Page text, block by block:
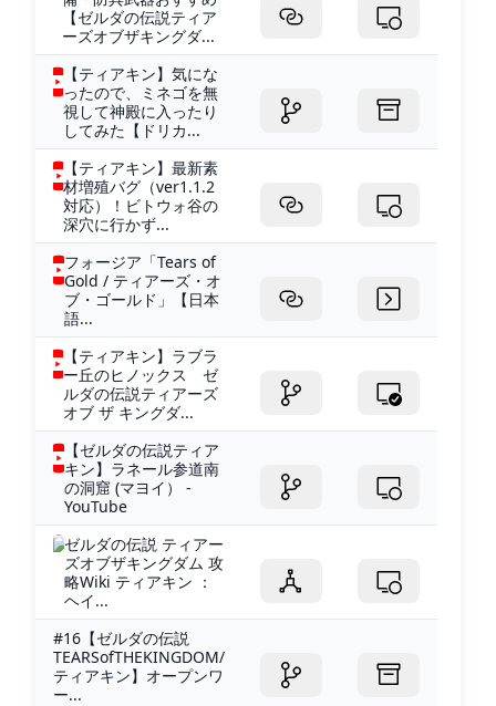
【ゼルダの伝説ティア
ーズオブザキングダ...
【ティアキン】気にな
ったので、ミネゴを無
視して神殿に入ったり
してみた【ドリカ...
【ティアキン】最新素
材増殖バグ（ver1.1.2
対応）！ビトウォ谷の
深穴に行かず...
フォージア「Tears of
Gold / ティアーズ・オ
ブ・ゴールド」【日本
語...
【ティアキン】ラブラ
ー丘のヒノックス ゼ
ルダの伝説ティアーズ
オブ ザ キングダ...
【ゼルダの伝説ティア
キン】ラネール参道南
の洞窟 (マヨイ） -
YouTube
ゼルダの伝説 ティアー
ズオブザキングダム 攻
略Wiki ティアキン ：
ヘイ...
#16【ゼルダの伝説
TEARSofTHEKINGDOM/
ティアキン】オープンワ
ー...